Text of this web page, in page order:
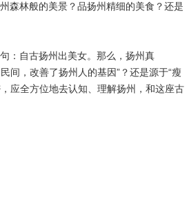
林般的美景？品扬州精细的美食？还是
自古扬州出美女。那么，扬州真
间，改善了扬州人的基因”？还是源于“瘦
应全方位地去认知、理解扬州，和这座古